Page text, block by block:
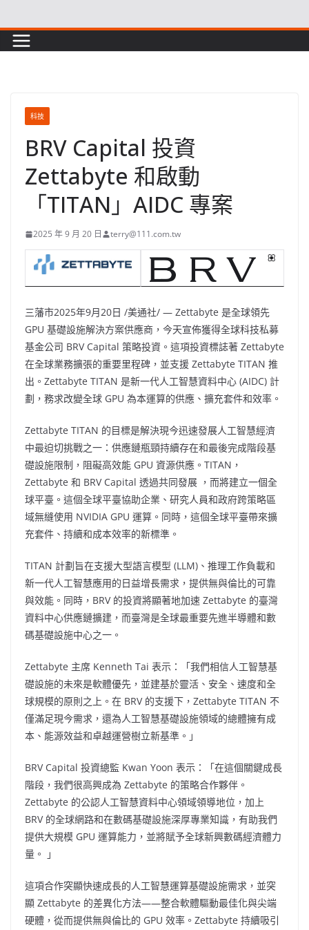
to
content
科技
BRV Capital 投資
Zettabyte 和啟動
「TITAN」AIDC 專案
2025 年 9 月 20 日 terry@111.com.tw
三藩市2025年9月20日 /美通社/ — Zettabyte 是全球領先
GPU 基礎設施解決方案供應商，今天宣佈獲得全球科技私募
基金公司 BRV Capital 策略投資。這項投資標誌著 Zettabyte
在全球業務擴張的重要里程碑，並支援 Zettabyte TITAN 推
出。Zettabyte TITAN 是新一代人工智慧資料中心 (AIDC) 計
劃，務求改變全球 GPU 為本運算的供應、擴充套件和效率。
Zettabyte TITAN 的目標是解決現今迅速發展人工智慧經濟
中最迫切挑戰之一：供應鏈瓶頸持續存在和最後完成階段基
礎設施限制，阻礙高效能 GPU 資源供應。TITAN，
Zettabyte 和 BRV Capital 透過共同發展 ，而將建立一個全
球平臺。這個全球平臺協助企業、研究人員和政府跨策略區
域無縫使用 NVIDIA GPU 運算。同時，這個全球平臺帶來擴
充套件、持續和成本效率的新標準。
TITAN 計劃旨在支援大型語言模型 (LLM)、推理工作負載和
新一代人工智慧應用的日益增長需求，提供無與倫比的可靠
與效能。同時，BRV 的投資將顯著地加速 Zettabyte 的臺灣
資料中心供應鏈擴建，而臺灣是全球最重要先進半導體和數
碼基礎設施中心之一。
Zettabyte 主席 Kenneth Tai 表示：「我們相信人工智慧基
礎設施的未來是軟體優先，並建基於靈活、安全、速度和全
球規模的原則之上。在 BRV 的支援下，Zettabyte TITAN 不
僅滿足現今需求，還為人工智慧基礎設施領域的總體擁有成
本、能源效益和卓越運營樹立新基準。」
BRV Capital 投資總監 Kwan Yoon 表示：「在這個關鍵成長
階段，我們很高興成為 Zettabyte 的策略合作夥伴。
Zettabyte 的公認人工智慧資料中心領域領導地位，加上
BRV 的全球網路和在數碼基礎設施深厚專業知識，有助我們
提供大規模 GPU 運算能力，並將賦予全球新興數碼經濟體力
量。 」
這項合作突顯快速成長的人工智慧運算基礎設施需求，並突
顯 Zettabyte 的差異化方法——整合軟體驅動最佳化與尖端
硬體，從而提供無與倫比的 GPU 效率。Zettabyte 持續吸引